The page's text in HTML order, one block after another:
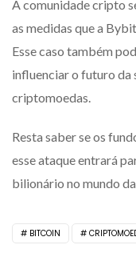
A comunidade cripto
as medidas que a
Esse caso também
influenciar o futuro da
criptomoedas.
Resta saber se os
esse ataque entrará
bilionário no mundo
BITCOIN